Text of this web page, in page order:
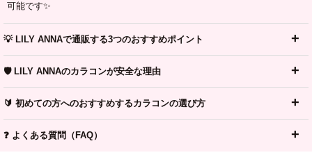
可能です✨
💡 LILY ANNAで通販する3つのおすすめポイント
🛡️ LILY ANNAのカラコンが安全な理由
🔰 初めての方へのおすすめするカラコンの選び方
❓ よくある質問（FAQ）